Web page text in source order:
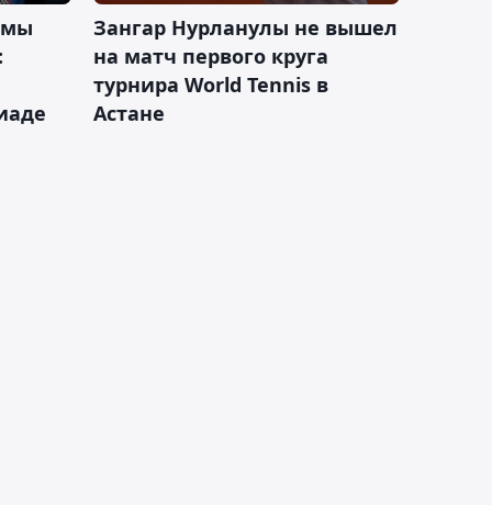
мы
Зангар Нурланулы не вышел
на матч первого круга
турнира World Tennis в
Астане